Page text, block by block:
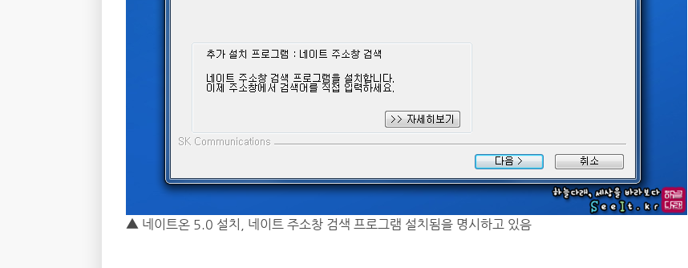
▲ 네이트온 5.0 설치, 네이트 주소창 검색 프로그램 설치됨을 명시하고 있음